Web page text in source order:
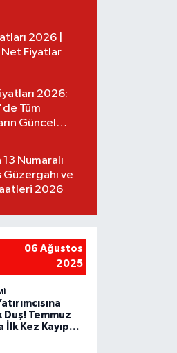
2026 |
Fiyatlar
2026:
Tüm
Güncel
13 Numaralı
ve
2026
06 Ağustos
2025
Duş! Temmuz
İlk Kez Kayıp